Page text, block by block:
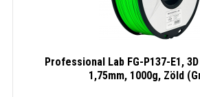
Professional Lab FG-P137-E1,
1,75mm, 1000g, Zöld